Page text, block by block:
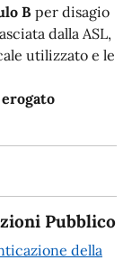
B per disagio
dalla ASL,
utilizzato e le
Pubblico
della